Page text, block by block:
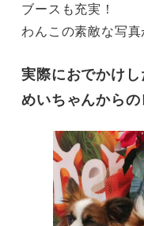
ブースも充実！
わんこの素敵な写真
実際におでかけ
めいちゃんからの